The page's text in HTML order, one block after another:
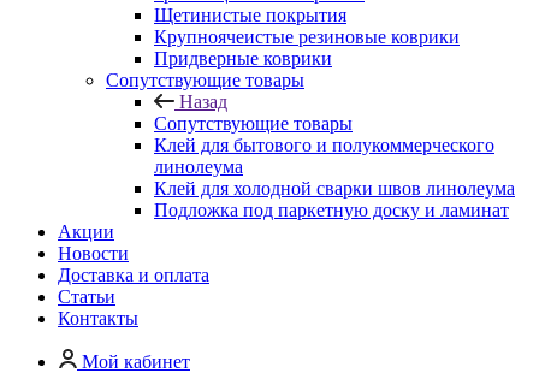
Щетинистые покрытия
Крупноячеистые резиновые коврики
Придверные коврики
Сопутствующие товары
Назад
Сопутствующие товары
Клей для бытового и полукоммерческого
линолеума
Клей для холодной сварки швов линолеума
Подложка под паркетную доску и ламинат
Акции
Новости
Доставка и оплата
Статьи
Контакты
Мой кабинет